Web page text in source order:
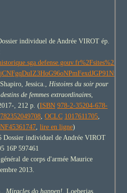
individuel de Andrée VIROT ép.
Jessica., Histoires du soir pour
de femmes extraordinaires,
, 212 p. (ISBN 978-2-35204-678-
, OCLC 1017611705,
, lire en ligne)
Dossier individuel de Andrée VIROT
16P 597461
de corps d'armée Maurice
2013.
Miracles do happen!, Loeberias,